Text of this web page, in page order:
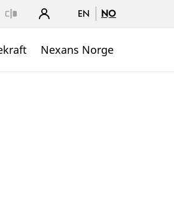
EN NO
Nexans Norge